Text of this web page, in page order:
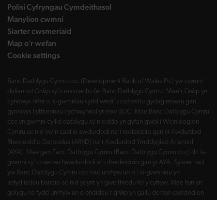
Polisi Cyfryngau Cymdeithasol
Manylion cwmni
Siarter cwsmeriaid
Map o’r wefan
Cookie settings
Banc Datblygu Cymru ccc (Development Bank of Wales Plc) yw cwmni
daliannol Grŵp sy'n masnachu fel Banc Datblygu Cymru. Mae'r Grŵp yn
cynnwys nifer o is-gwmnïau sydd wedi'u cofrestru gydag enwau gan
gynnwys llythrennau cychwynnol yr enw BDC. Mae Banc Datblygu Cymru
ccc yn gwmni cyllid datblygu sy'n eiddo yn gyfan gwbl i Weinidogion
Cymru ac nid yw'n cael ei awdurdodi na'i reoleiddio gan yr Awdurdod
Rheoleiddio Darbodus (ARhD) na'r Awdurdod Ymddygiad Ariannol
(AYA). Mae gan Fanc Datblygu Cymru (Banc Datblygu Cymru ccc) dri is-
gwmni sy'n cael eu hawdurdodi a'u rheoleiddio gan yr AYA. Sylwer nad
yw Banc Datblygu Cymru ccc nac unrhyw un o'i is-gwmnïau yn
sefydliadau bancio ac nid ydynt yn gweithredu fel y cyfryw. Mae hyn yn
golygu na fydd unrhyw un o endidau'r grŵp yn gallu derbyn dyddodion